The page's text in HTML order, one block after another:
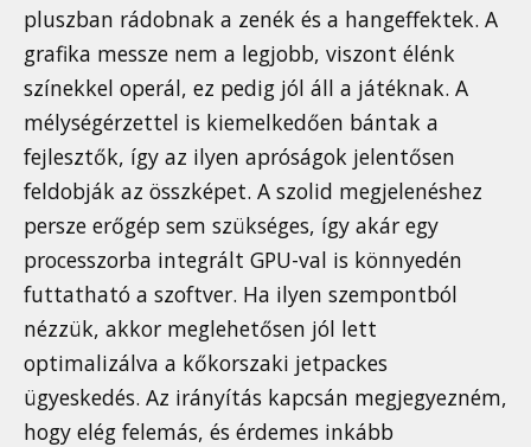
pluszban rádobnak a zenék és a hangeffektek. A
grafika messze nem a legjobb, viszont élénk
színekkel operál, ez pedig jól áll a játéknak. A
mélységérzettel is kiemelkedően bántak a
fejlesztők, így az ilyen apróságok jelentősen
feldobják az összképet. A szolid megjelenéshez
persze erőgép sem szükséges, így akár egy
processzorba integrált GPU-val is könnyedén
futtatható a szoftver. Ha ilyen szempontból
nézzük, akkor meglehetősen jól lett
optimalizálva a kőkorszaki jetpackes
ügyeskedés. Az irányítás kapcsán megjegyezném,
hogy elég felemás, és érdemes inkább